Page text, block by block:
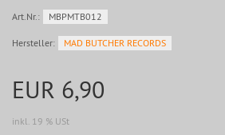
Art.Nr.: MBPMTB012
Hersteller: MAD BUTCHER RECORDS
EUR 6,90
inkl. 19 % USt